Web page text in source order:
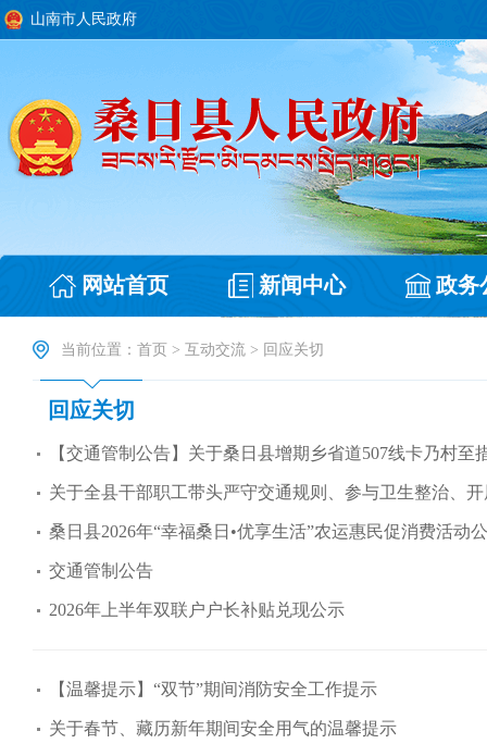
山南市人民政府
网站首页 新闻中心 政务
当前位置： 首页 > 互动交流 > 回应关切
回应关切
【交通管制公告】关于桑日县增期乡省道507线卡乃村
关于全县干部职工带头严守交通规则、参与卫生整治、
桑日县2026年“幸福桑日•优享生活”农运惠民促消费活动
交通管制公告
2026年上半年双联户户长补贴兑现公示
【温馨提示】“双节”期间消防安全工作提示
关于春节、藏历新年期间安全用气的温馨提示